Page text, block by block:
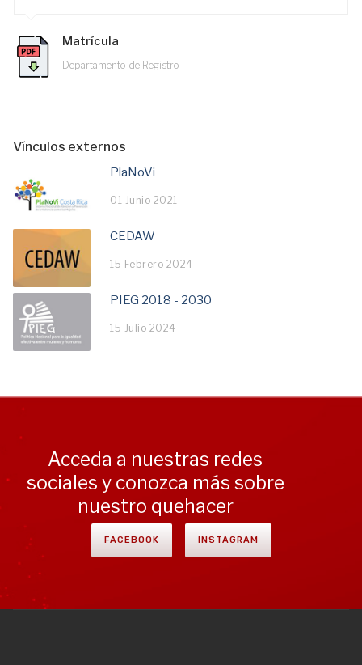
Matrícula
Departamento de Registro
Vínculos externos
PlaNoVi
01 Junio 2021
CEDAW
15 Febrero 2024
PIEG 2018 - 2030
15 Julio 2024
Acceda a nuestras redes
sociales y conozca más sobre
nuestro quehacer
FACEBOOK INSTAGRAM